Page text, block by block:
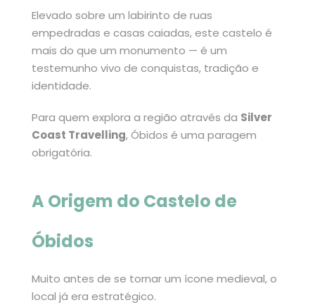
Elevado sobre um labirinto de ruas
empedradas e casas caiadas, este castelo é
mais do que um monumento — é um
testemunho vivo de conquistas, tradição e
identidade.
Para quem explora a região através da Silver
Coast Travelling, Óbidos é uma paragem
obrigatória.
A Origem do Castelo de
Óbidos
Muito antes de se tornar um ícone medieval, o
local já era estratégico.